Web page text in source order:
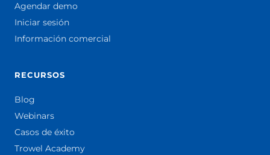
Agendar demo
Iniciar sesión
Información comercial
RECURSOS
Blog
Webinars
Casos de éxito
Trowel Academy